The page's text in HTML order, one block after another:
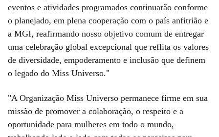
eventos e atividades programados continuarão conforme
o planejado, em plena cooperação com o país anfitrião e
a MGI, reafirmando nosso objetivo comum de entregar
uma celebração global excepcional que reflita os valores
de diversidade, empoderamento e inclusão que definem
o legado do Miss Universo."
"A Organização Miss Universo permanece firme em sua
missão de promover a colaboração, o respeito e a
oportunidade para mulheres em todo o mundo,